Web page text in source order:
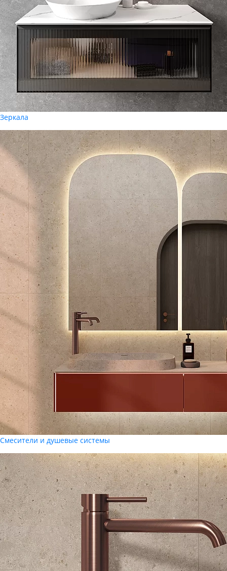
Зеркала
Смесители и душевые системы